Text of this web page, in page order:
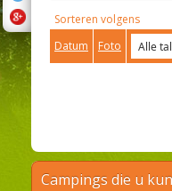
Sorteren volgens
Datum
Foto
Campings die u